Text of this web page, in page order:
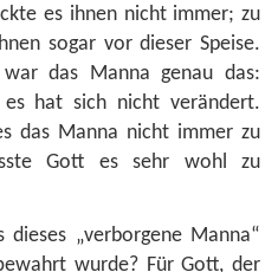
es ihnen nicht immer; zu
sogar vor dieser Speise.
das Manna genau das:
hat sich nicht verändert.
das Manna nicht immer zu
Gott es sehr wohl zu
„verborgene Manna“
wurde? Für Gott, der